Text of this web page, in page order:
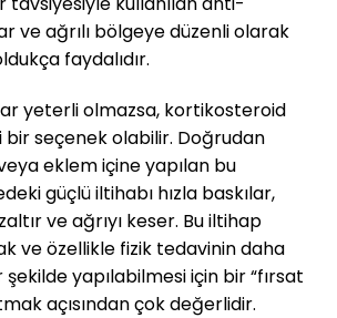
ve ağrılı bölgeye düzenli olarak
faydalıdır.
yeterli olmazsa, kortikosteroid
bir seçenek olabilir. Doğrudan
eklem içine yapılan bu
güçlü iltihabı hızla baskılar,
ve ağrıyı keser. Bu iltihap
ve özellikle fizik tedavinin daha
yapılabilmesi için bir “fırsat
açısından çok değerlidir.